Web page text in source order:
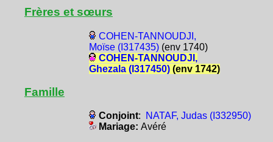
Frères et sœurs
COHEN-TANNOUDJI,
Moïse (I317435)(env 1740)
COHEN-TANNOUDJI,
Ghezala (I317450)(env 1742)
Famille
Conjoint:
NATAF, Judas (I332950)
Mariage: Avéré